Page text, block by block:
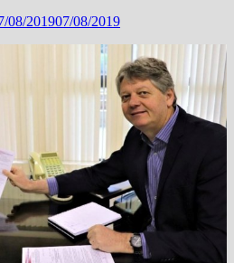
08/201907/08/2019